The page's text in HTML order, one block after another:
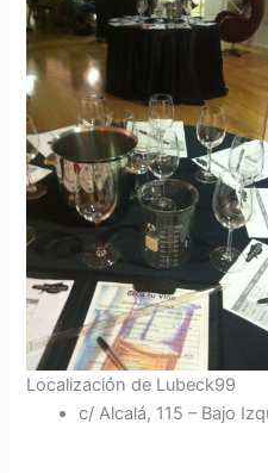
Localización de Lubeck99
c/ Alcalá, 115 – Bajo